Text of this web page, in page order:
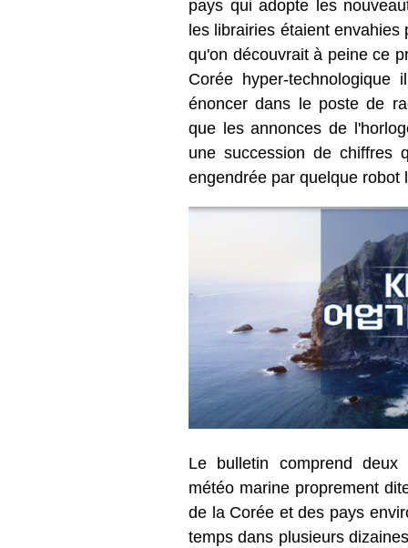
pays qui adopte les
les librairies étaient
qu'on découvrait à peine ce
Corée hyper-
énoncer dans le poste de
que les annonces de
une succession de chiffres
engendrée par quelque robot
Le bulletin comprend
météo marine proprement
de la Corée et des pays
temps dans plusieurs